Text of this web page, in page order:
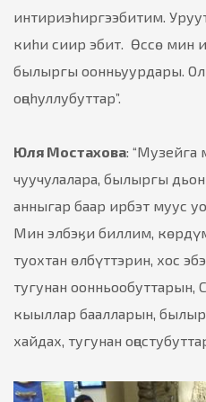
интириэhиргээбитим.
киhи сиир эбит. Өссѳ мин
былыргы оонньуурдары. Ол
оңоhуллубуттар”.
Юля Мостахова: “Музейга
чуучулалара, былыргы
анныгар баар ирбэт муус
Мин элбэӄи биллим,
туохтан ѳлбүттэрин, хос
тугунан оонньообуттарын,
кыыллар баалларын,
хайдах, тугунан